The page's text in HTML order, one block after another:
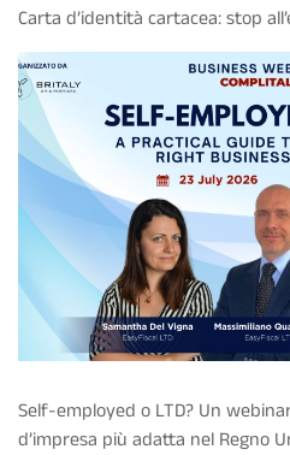
Carta d’identità cartacea: stop
Self-employed o LTD? Un
d’impresa più adatta nel Regno